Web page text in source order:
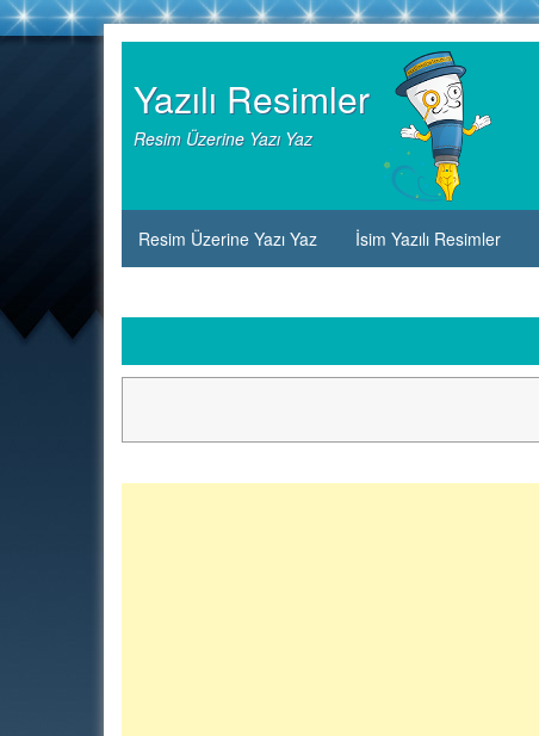
Skip
Yazılı Resimler
Resim Üzerine Yazı Yaz
Resim Üzerine Yazı Yaz İsim Yazılı Resimler